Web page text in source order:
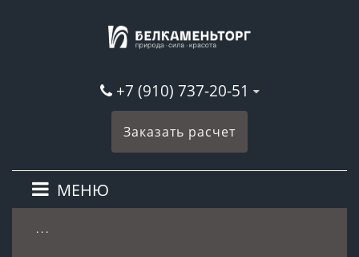
+7 (910) 737-20-51
Заказать расчет
МЕНЮ
. . .